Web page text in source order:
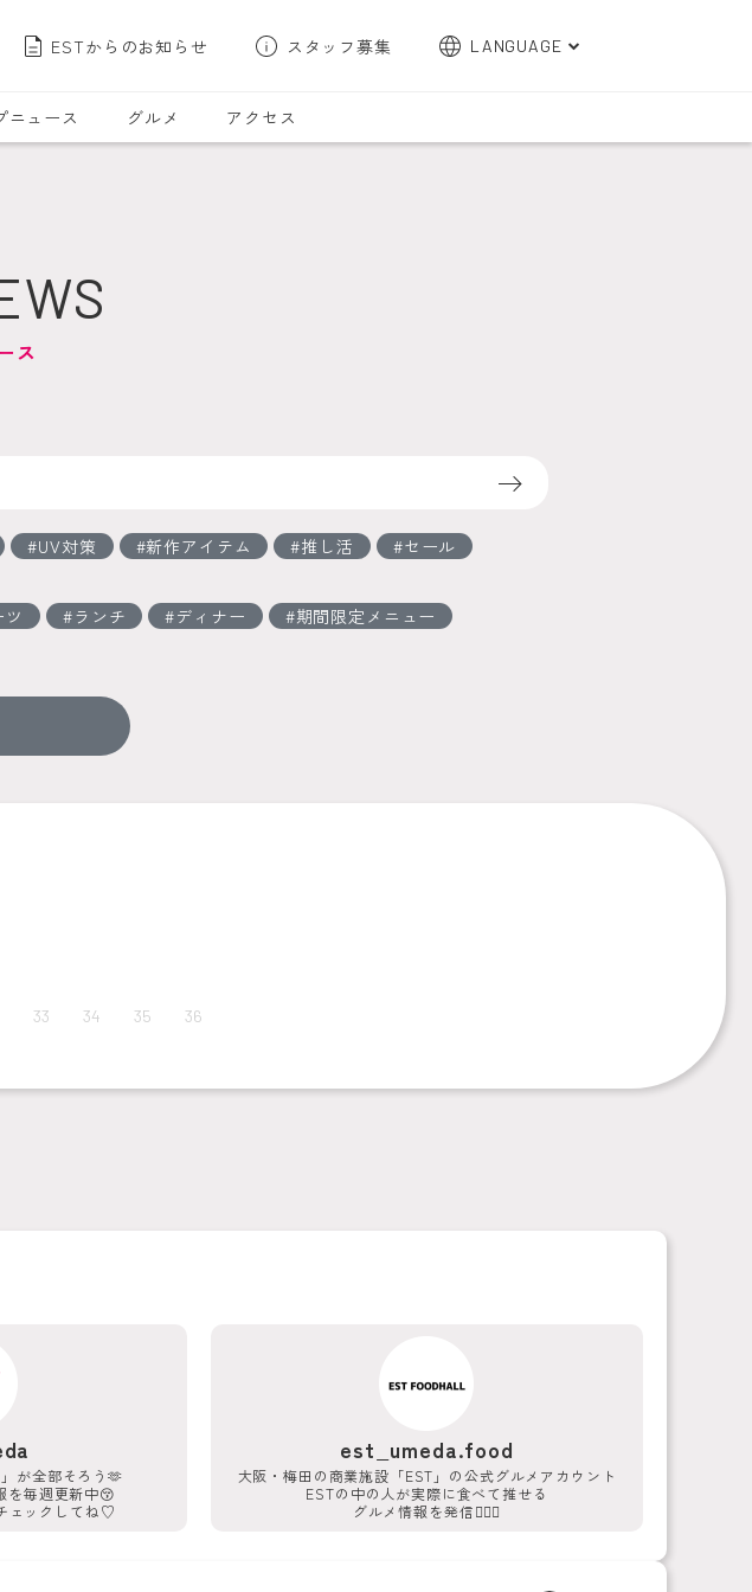
ESTからのお知らせ スタッフ募集 LANGUAGE
한국어
ニュース グルメ アクセス
ス
検索
UV対策 新作アイテム 推し活
セール
ツ ランチ ディナー
期間限定メニュー
33 34 35 36
が全部そろう🫶
を毎週更新中😚
ェックしてね♡
est_umeda.food
大阪・梅田の商業施設「EST」の公式グルメアカウント
ESTの中の人が実際に食べて推せる
グルメ情報を発信💁‍♀️✨